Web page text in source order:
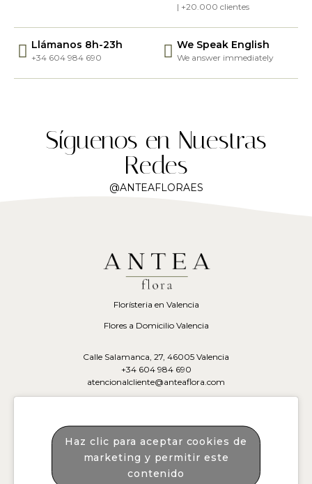
| +20.000 clientes
Llámanos 8h-23h
+34 604 984 690
We Speak English
We answer immediately
Síguenos en Nuestras
Redes
@ANTEAFLORAES
Florísteria en Valencia
Flores a Domicilio Valencia
Calle Salamanca, 27, 46005 Valencia
+34 604 984 690
atencionalcliente@anteaflora.com
Haz clic para aceptar cookies de
marketing y permitir este
contenido